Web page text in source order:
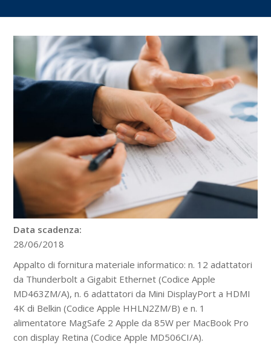
Data scadenza:
28/06/2018
Appalto di fornitura materiale informatico: n. 12 adattatori
da Thunderbolt a Gigabit Ethernet (Codice Apple
MD463ZM/A), n. 6 adattatori da Mini DisplayPort a HDMI
4K di Belkin (Codice Apple HHLN2ZM/B) e n. 1
alimentatore MagSafe 2 Apple da 85W per MacBook Pro
con display Retina (Codice Apple MD506CI/A).